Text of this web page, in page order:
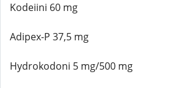
Kodeiini 60 mg
Adipex-P 37,5 mg
Hydrokodoni 5 mg/500 mg